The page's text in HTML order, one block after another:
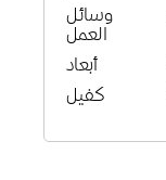
وسائل
العمل
أبعاد
كفيل